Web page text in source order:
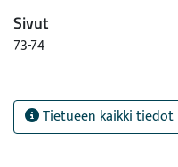
Sivut
73-74
Tietueen kaikki tiedot